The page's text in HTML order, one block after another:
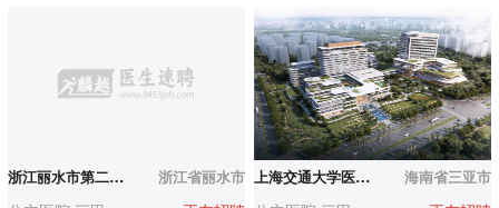
浙江丽水市第二人民医院 浙江省丽水市 上海交通大学医学院附属上海儿童医学中心海南医院（三亚市妇幼保健院） 海南省三亚市